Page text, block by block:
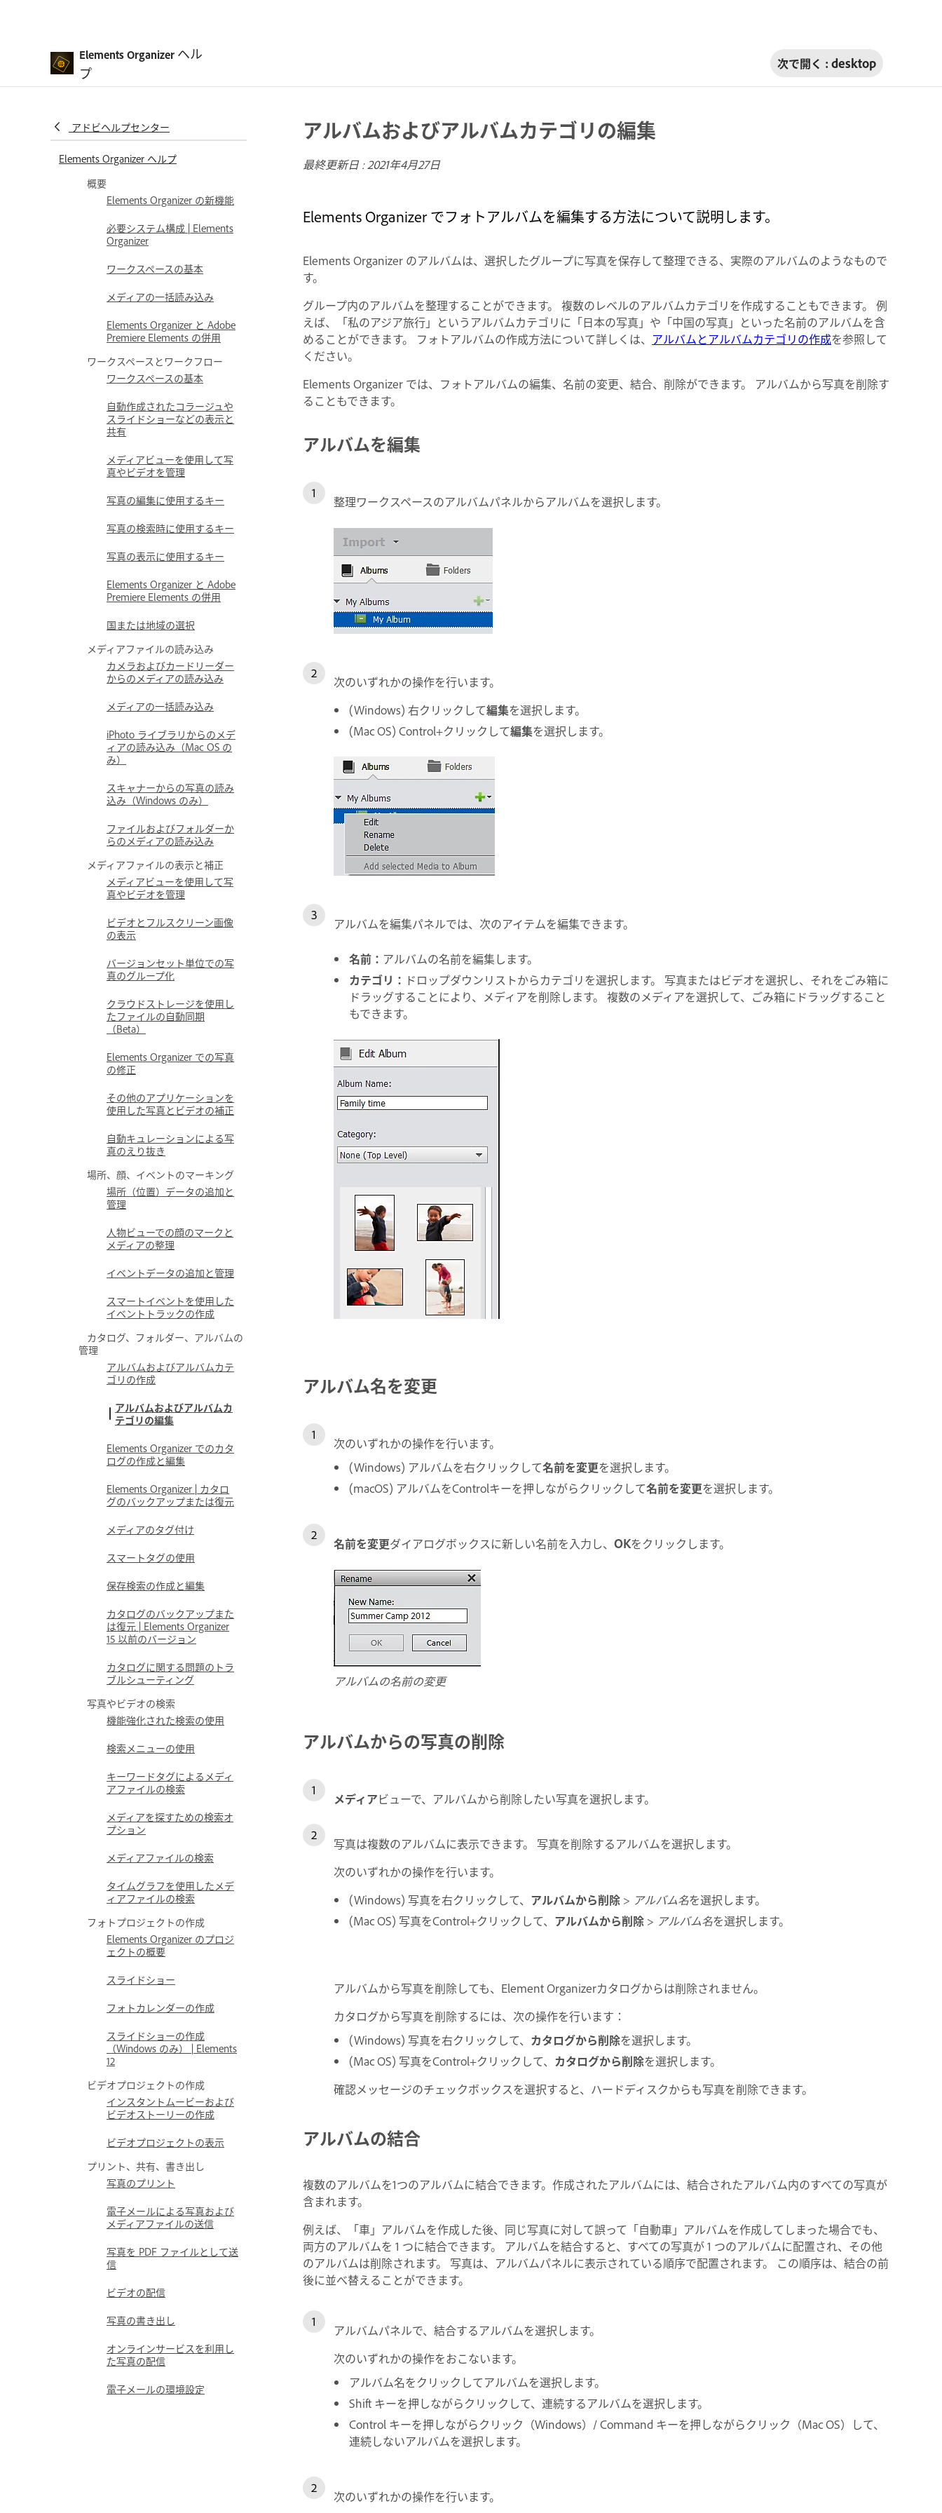
Elements Organizer ヘル
プ
次で開く : desktop
アドビヘルプセンター
Elements Organizer ヘルプ
概要
Elements Organizer の新機能
必要システム構成 | Elements
Organizer
ワークスペースの基本
メディアの一括読み込み
Elements Organizer と Adobe
Premiere Elements の併用
ワークスペースとワークフロー
ワークスペースの基本
自動作成されたコラージュや
スライドショーなどの表示と
共有
メディアビューを使用して写
真やビデオを管理
写真の編集に使用するキー
写真の検索時に使用するキー
写真の表示に使用するキー
Elements Organizer と Adobe
Premiere Elements の併用
国または地域の選択
メディアファイルの読み込み
カメラおよびカードリーダー
からのメディアの読み込み
メディアの一括読み込み
iPhoto ライブラリからのメデ
ィアの読み込み（Mac OS の
み）
スキャナーからの写真の読み
込み（Windows のみ）
ファイルおよびフォルダーか
らのメディアの読み込み
メディアファイルの表示と補正
メディアビューを使用して写
真やビデオを管理
ビデオとフルスクリーン画像
の表示
バージョンセット単位での写
真のグループ化
クラウドストレージを使用し
たファイルの自動同期
（Beta）
Elements Organizer での写真
の修正
その他のアプリケーションを
使用した写真とビデオの補正
自動キュレーションによる写
真のえり抜き
場所、顔、イベントのマーキング
場所（位置）データの追加と
管理
人物ビューでの顔のマークと
メディアの整理
イベントデータの追加と管理
スマートイベントを使用した
イベントトラックの作成
カタログ、フォルダー、アルバムの
管理
アルバムおよびアルバムカテ
ゴリの作成
アルバムおよびアルバムカ
テゴリの編集
Elements Organizer でのカタ
ログの作成と編集
Elements Organizer | カタロ
グのバックアップまたは復元
メディアのタグ付け
スマートタグの使用
保存検索の作成と編集
カタログのバックアップまた
は復元 | Elements Organizer
15 以前のバージョン
カタログに関する問題のトラ
ブルシューティング
写真やビデオの検索
機能強化された検索の使用
検索メニューの使用
キーワードタグによるメディ
アファイルの検索
メディアを探すための検索オ
プション
メディアファイルの検索
タイムグラフを使用したメデ
ィアファイルの検索
フォトプロジェクトの作成
Elements Organizer のプロジ
ェクトの概要
スライドショー
フォトカレンダーの作成
スライドショーの作成
（Windows のみ） | Elements
12
ビデオプロジェクトの作成
インスタントムービーおよび
ビデオストーリーの作成
ビデオプロジェクトの表示
プリント、共有、書き出し
写真のプリント
電子メールによる写真および
メディアファイルの送信
写真を PDF ファイルとして送
信
ビデオの配信
写真の書き出し
オンラインサービスを利用し
た写真の配信
電子メールの環境設定
アルバムおよびアルバムカテゴリの編集
最終更新日 :2021年4月27日
Elements Organizer でフォトアルバムを編集する方法について説明します。
Elements Organizer のアルバムは、選択したグループに写真を保存して整理できる、実際のアルバムのようなもので
す。
グループ内のアルバムを整理することができます。 複数のレベルのアルバムカテゴリを作成することもできます。 例
えば、「私のアジア旅行」というアルバムカテゴリに「日本の写真」や「中国の写真」といった名前のアルバムを含
めることができます。 フォトアルバムの作成方法について詳しくは、 アルバムとアルバムカテゴリの作成を参照して
ください。
Elements Organizer では、フォトアルバムの編集、名前の変更、結合、削除ができます。 アルバムから写真を削除す
ることもできます。
アルバムを編集
整理ワークスペースのアルバムパネルからアルバムを選択します。
次のいずれかの操作を行います。
(Windows) 右クリックして編集を選択します。
(Mac OS) Control+クリックして編集を選択します。
アルバムを編集パネルでは、次のアイテムを編集できます。
名前： アルバムの名前を編集します。
カテゴリ： ドロップダウンリストからカテゴリを選択します。 写真またはビデオを選択し、それをごみ箱に
ドラッグすることにより、メディアを削除します。 複数のメディアを選択して、ごみ箱にドラッグすること
もできます。
アルバム名を変更
次のいずれかの操作を行います。
(Windows) アルバムを右クリックして名前を変更を選択します。
(macOS) アルバムをControlキーを押しながらクリックして名前を変更を選択します。
名前を変更ダイアログボックスに新しい名前を入力し、 OKをクリックします。
アルバムの名前の変更
アルバムからの写真の削除
メディアビューで、アルバムから削除したい写真を選択します。
写真は複数のアルバムに表示できます。 写真を削除するアルバムを選択します。
次のいずれかの操作を行います。
(Windows) 写真を右クリックして、 アルバムから削除 > アルバム名を選択します。
(Mac OS) 写真をControl+クリックして、 アルバムから削除 > アルバム名を選択します。
アルバムから写真を削除しても、Element Organizerカタログからは削除されません。
カタログから写真を削除するには、次の操作を行います：
(Windows) 写真を右クリックして、 カタログから削除を選択します。
(Mac OS) 写真をControl+クリックして、 カタログから削除を選択します。
確認メッセージのチェックボックスを選択すると、ハードディスクからも写真を削除できます。
アルバムの結合
複数のアルバムを1つのアルバムに結合できます。作成されたアルバムには、結合されたアルバム内のすべての写真が
含まれます。
例えば、「車」アルバムを作成した後、同じ写真に対して誤って「自動車」アルバムを作成してしまった場合でも、
両方のアルバムを 1 つに結合できます。 アルバムを結合すると、すべての写真が 1 つのアルバムに配置され、その他
のアルバムは削除されます。 写真は、アルバムパネルに表示されている順序で配置されます。 この順序は、結合の前
後に並べ替えることができます。
アルバムパネルで、結合するアルバムを選択します。
次のいずれかの操作をおこないます。
アルバム名をクリックしてアルバムを選択します。
Shift キーを押しながらクリックして、連続するアルバムを選択します。
Control キーを押しながらクリック（Windows）/ Command キーを押しながらクリック（Mac OS）して、
連続しないアルバムを選択します。
次のいずれかの操作を行います。